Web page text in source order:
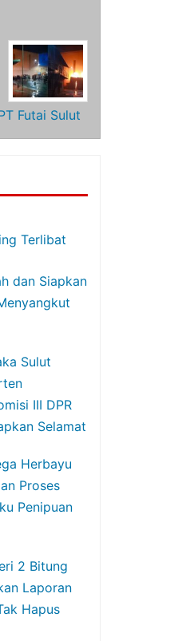
Futai Sulut
Terlibat
dan Siapkan
Sulut
III DPR
Selamat
Herbayu
Proses
Penipuan
2 Bitung
Laporan
Hapus